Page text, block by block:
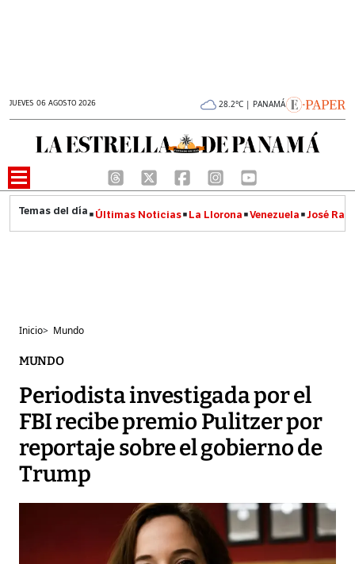
JUEVES 06 AGOSTO 2026 28.2°C | PANAMÁ
Últimas Noticias La Llorona Venezuela José
Inicio> Mundo
MUNDO
Periodista investigada por el
FBI recibe premio Pulitzer por
reportaje sobre el gobierno de
Trump